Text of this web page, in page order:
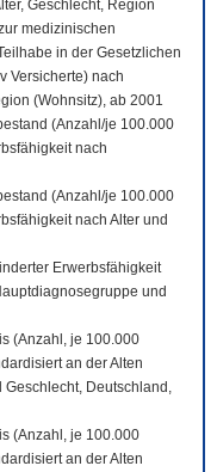
Geschlecht, Region
medizinischen
in der Gesetzlichen
Versicherte) nach
(Wohnsitz), ab 2001
(Anzahl/je 100.000
nach
(Anzahl/je 100.000
nach Alter und
Erwerbsfähigkeit
und
(Anzahl, je 100.000
an der Alten
Deutschland,
(Anzahl, je 100.000
an der Alten